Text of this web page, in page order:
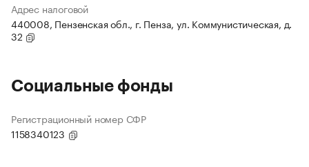
Адрес налоговой
440008, Пензенская обл., г. Пенза, ул. Коммунистическая, д.
32
Социальные фонды
Регистрационный номер СФР
1158340123